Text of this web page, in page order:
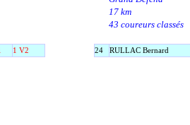
17 km
43 coureurs classés
1 V2 24 RULLAC Bernard